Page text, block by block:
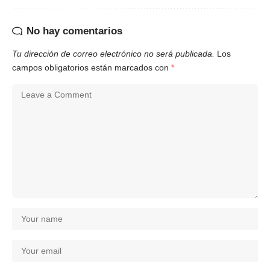
No hay comentarios
Tu dirección de correo electrónico no será publicada. Los
campos obligatorios están marcados con *